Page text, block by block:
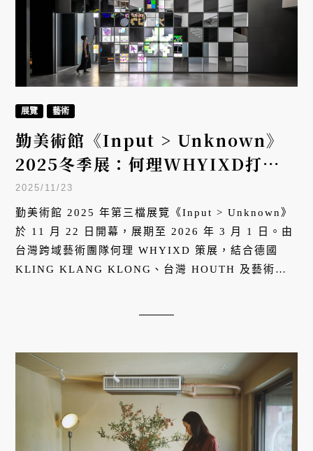
展覽 藝術
勤美術館《Input > Unknown》
2025冬季展：何理WHYIXD打造
互動光影藝術，4大展區體驗數位感
知
2025/11/23
勤美術館 2025 年第三檔展覽《Input > Unknown》
於 11 月 22 日開幕，展期至 2026 年 3 月 1 日。由
台灣跨域藝術團隊何理 WHYIXD 策展，結合德國
KLING KLANG KLONG、台灣 HOUTH 及藝術家
傳統觀展，本展邀請觀者以身體作為輸入，參與這場
關於感知與未知的數位藝術實驗。